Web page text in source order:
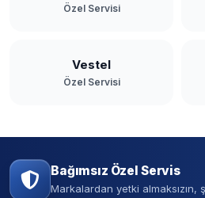
Özel Servisi
Vestel
Özel Servisi
Bağımsız Özel Servis
Markalardan yetki almaksızın,